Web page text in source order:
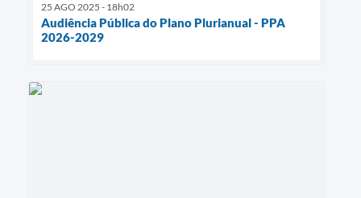
25 AGO 2025 - 18h02
Audiência Pública do Plano Plurianual - PPA
2026-2029